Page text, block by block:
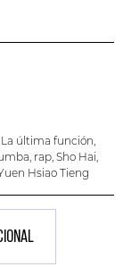
La última función,
, rap, Sho Hai,
Hsiao Tieng